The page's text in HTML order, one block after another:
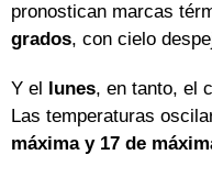
pronostican marcas
grados, con cielo
Y el lunes, en tanto, el
Las temperaturas
máxima y 17 de